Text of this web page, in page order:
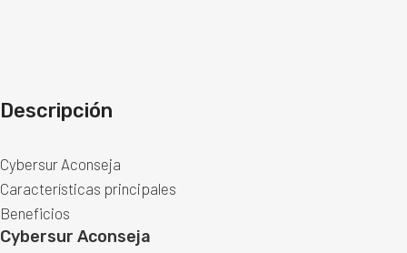
Descripción
Cybersur Aconseja
Características principales
Beneficios
Cybersur Aconseja